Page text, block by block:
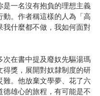
是一名沒有抱負的理想主義
。作者稱這樣的人為「高
我什麼都不做，我如何面對
次在書中提及廢奴先驅湯瑪
得獎，展開對奴隸制度的研
難。他放棄文學夢、花了六
雄心的旅程，有可能是不